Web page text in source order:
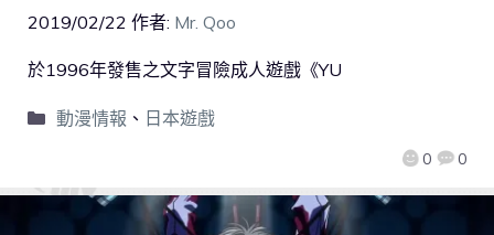
2019/02/22 作者: Mr. Qoo
0 0
於1996年發售之文字冒險成人遊戲《YU
動漫情報 、 日本遊戲